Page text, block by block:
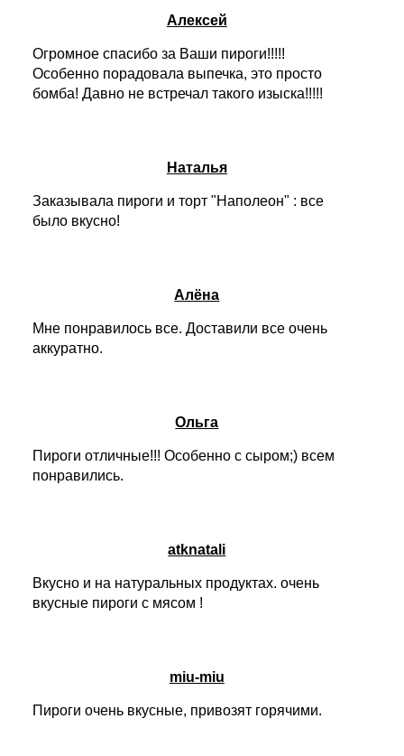
Алексей
Огромное спасибо за Ваши пироги!!!!!
Особенно порадовала выпечка, это просто
бомба! Давно не встречал такого изыска!!!!!
Наталья
Заказывала пироги и торт "Наполеон" : все
было вкусно!
Алёна
Мне понравилось все. Доставили все очень
аккуратно.
Ольга
Пироги отличные!!! Особенно с сыром;) всем
понравились.
atknatali
Вкусно и на натуральных продуктах. очень
вкусные пироги с мясом !
miu-miu
Пироги очень вкусные, привозят горячими.